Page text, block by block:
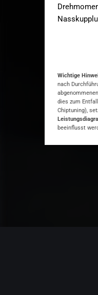
Wichtige
nach
dies zum
Chiptuning),
beeinflusst